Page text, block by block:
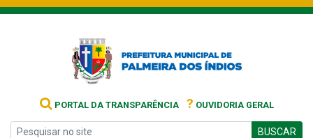
PORTAL DA TRANSPARÊNCIA ? OUVIDORIA GERAL
BUSCAR